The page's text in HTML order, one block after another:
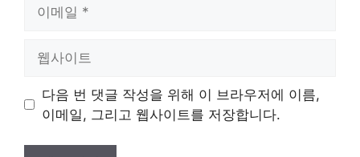
트
다음 번 댓글 작성을 위해 이 브라우저에 이름,
이메일, 그리고 웹사이트를 저장합니다.